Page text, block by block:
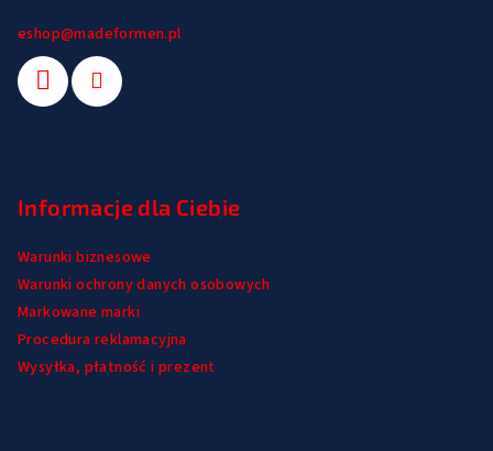
eshop@madeformen.pl
Informacje dla Ciebie
Warunki biznesowe
Warunki ochrony danych osobowych
Markowane marki
Procedura reklamacyjna
Wysyłka, płatność i prezent